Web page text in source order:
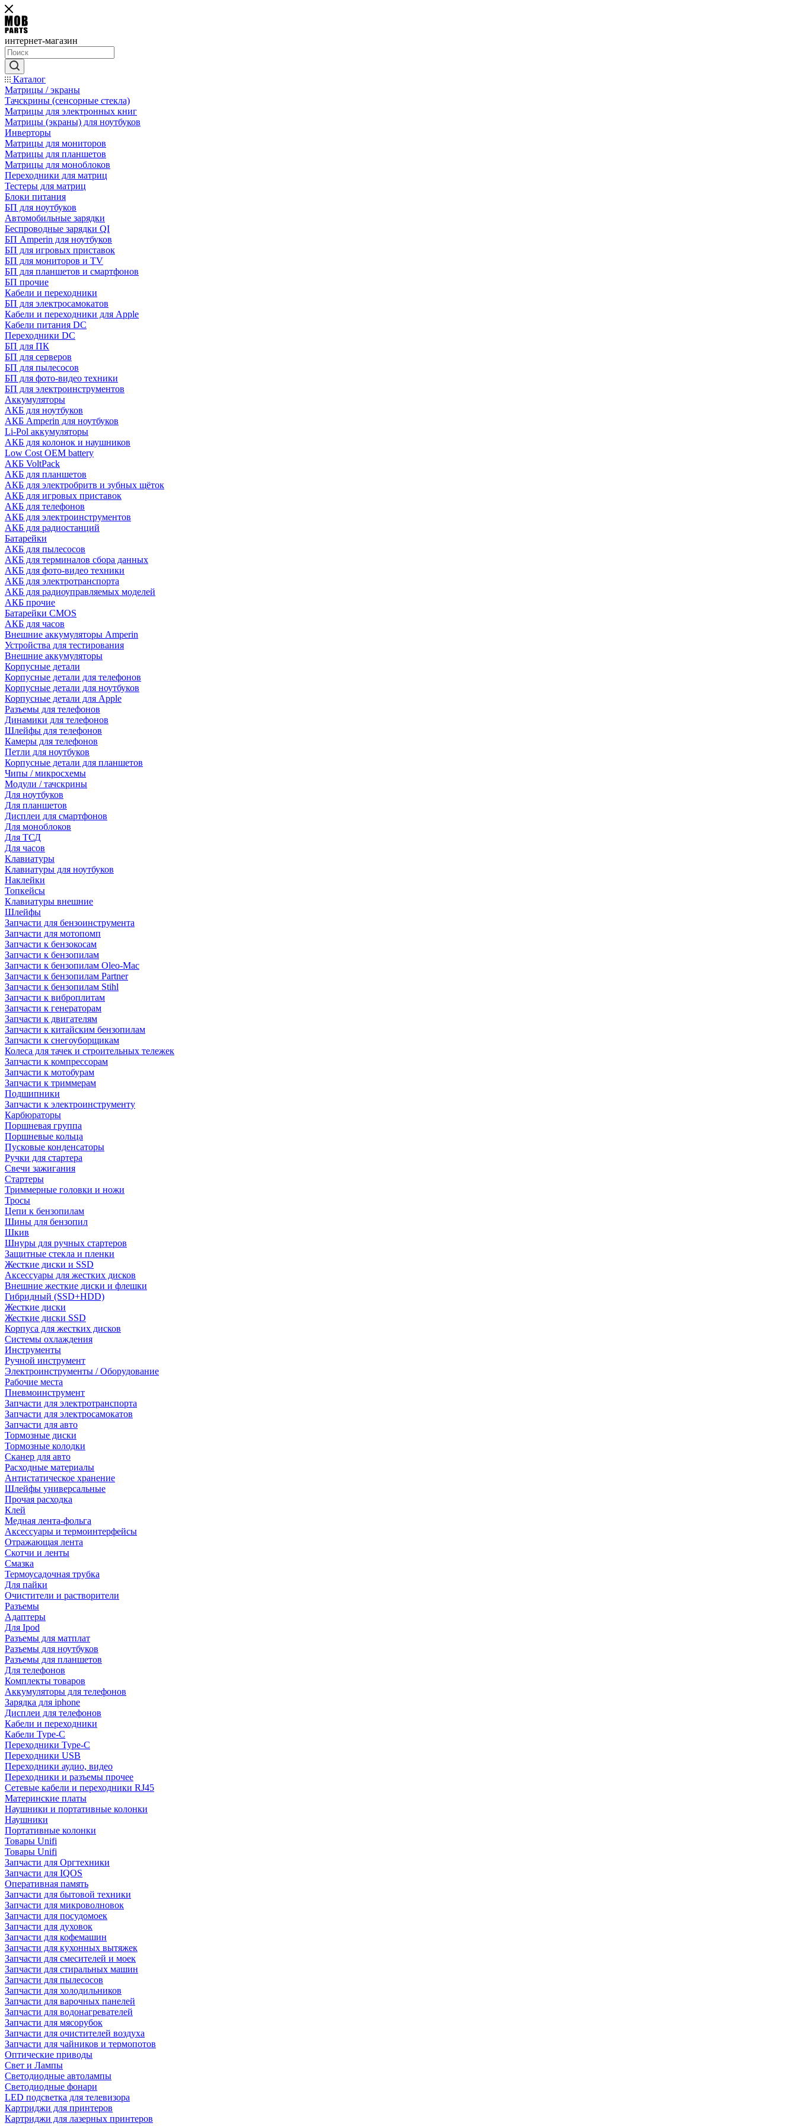
интернет-магазин
Каталог
Матрицы / экраны
Тачскрины (сенсорные стекла)
Матрицы для электронных книг
Матрицы (экраны) для ноутбуков
Инверторы
Матрицы для мониторов
Матрицы для планшетов
Матрицы для моноблоков
Переходники для матриц
Тестеры для матриц
Блоки питания
БП для ноутбуков
Автомобильные зарядки
Беспроводные зарядки QI
БП Amperin для ноутбуков
БП для игровых приставок
БП для мониторов и TV
БП для планшетов и смартфонов
БП прочие
Кабели и переходники
БП для электросамокатов
Кабели и переходники для Apple
Кабели питания DC
Переходники DC
БП для ПК
БП для серверов
БП для пылесосов
БП для фото-видео техники
БП для электроинструментов
Аккумуляторы
АКБ для ноутбуков
АКБ Amperin для ноутбуков
Li-Pol аккумуляторы
АКБ для колонок и наушников
Low Cost OEM battery
АКБ VoltPack
АКБ для планшетов
АКБ для электробритв и зубных щёток
АКБ для игровых приставок
АКБ для телефонов
АКБ для электроинструментов
АКБ для радиостанций
Батарейки
АКБ для пылесосов
АКБ для терминалов сбора данных
АКБ для фото-видео техники
АКБ для электротранспорта
АКБ для радиоуправляемых моделей
АКБ прочие
Батарейки CMOS
АКБ для часов
Внешние аккумуляторы Amperin
Устройства для тестирования
Внешние аккумуляторы
Корпусные детали
Корпусные детали для телефонов
Корпусные детали для ноутбуков
Корпусные детали для Apple
Разъемы для телефонов
Динамики для телефонов
Шлейфы для телефонов
Камеры для телефонов
Петли для ноутбуков
Корпусные детали для планшетов
Чипы / микросхемы
Модули / тачскрины
Для ноутбуков
Для планшетов
Дисплеи для смартфонов
Для моноблоков
Для ТСД
Для часов
Клавиатуры
Клавиатуры для ноутбуков
Наклейки
Топкейсы
Клавиатуры внешние
Шлейфы
Запчасти для бензоинструмента
Запчасти для мотопомп
Запчасти к бензокосам
Запчасти к бензопилам
Запчасти к бензопилам Oleo-Mac
Запчасти к бензопилам Partner
Запчасти к бензопилам Stihl
Запчасти к виброплитам
Запчасти к генераторам
Запчасти к двигателям
Запчасти к китайским бензопилам
Запчасти к снегоуборщикам
Колеса для тачек и строительных тележек
Запчасти к компрессорам
Запчасти к мотобурам
Запчасти к триммерам
Подшипники
Запчасти к электроинструменту
Карбюраторы
Поршневая группа
Поршневые кольца
Пусковые конденсаторы
Ручки для стартера
Свечи зажигания
Стартеры
Триммерные головки и ножи
Тросы
Цепи к бензопилам
Шины для бензопил
Шкив
Шнуры для ручных стартеров
Защитные стекла и пленки
Жесткие диски и SSD
Аксессуары для жестких дисков
Внешние жесткие диски и флешки
Гибридный (SSD+HDD)
Жесткие диски
Жесткие диски SSD
Корпуса для жестких дисков
Системы охлаждения
Инструменты
Ручной инструмент
Электроинструменты / Оборудование
Рабочие места
Пневмоинструмент
Запчасти для электротранспорта
Запчасти для электросамокатов
Запчасти для авто
Тормозные диски
Тормозные колодки
Сканер для авто
Расходные материалы
Антистатическое хранение
Шлейфы универсальные
Прочая расходка
Клей
Медная лента-фольга
Аксессуары и термоинтерфейсы
Отражающая лента
Скотчи и ленты
Смазка
Термоусадочная трубка
Для пайки
Очистители и растворители
Разъемы
Адаптеры
Для Ipod
Разъемы для матплат
Разъемы для ноутбуков
Разъемы для планшетов
Для телефонов
Комплекты товаров
Аккумуляторы для телефонов
Зарядка для iphone
Дисплеи для телефонов
Кабели и переходники
Кабели Type-C
Переходники Type-C
Переходники USB
Переходники аудио, видео
Переходники и разъемы прочее
Сетевые кабели и переходники RJ45
Материнские платы
Наушники и портативные колонки
Наушники
Портативные колонки
Товары Unifi
Товары Unifi
Запчасти для Оргтехники
Запчасти для IQOS
Оперативная память
Запчасти для бытовой техники
Запчасти для микроволновок
Запчасти для посудомоек
Запчасти для духовок
Запчасти для кофемашин
Запчасти для кухонных вытяжек
Запчасти для смесителей и моек
Запчасти для стиральных машин
Запчасти для пылесосов
Запчасти для холодильников
Запчасти для варочных панелей
Запчасти для водонагревателей
Запчасти для мясорубок
Запчасти для очистителей воздуха
Запчасти для чайников и термопотов
Оптические приводы
Свет и Лампы
Светодиодные автолампы
Светодиодные фонари
LED подсветка для телевизора
Картриджи для принтеров
Картриджи для лазерных принтеров